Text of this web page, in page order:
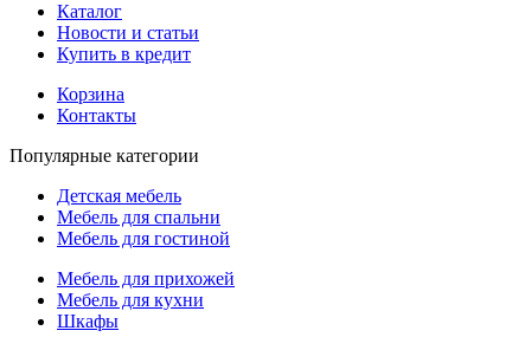
Каталог
Новости и статьи
Купить в кредит
Корзина
Контакты
Популярные категории
Детская мебель
Мебель для спальни
Мебель для гостиной
Мебель для прихожей
Мебель для кухни
Шкафы